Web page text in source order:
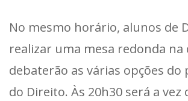
No mesmo horário, alunos de
realizar uma mesa redonda na
debaterão as várias opções do
do Direito. Às 20h30 será a vez